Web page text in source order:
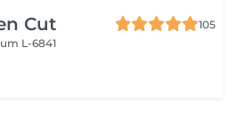
Cut
105
L-6841